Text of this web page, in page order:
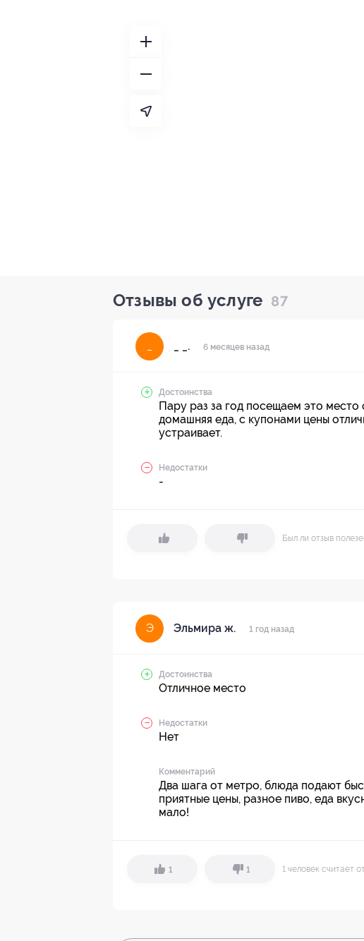
Отзывы об услуге 87
_ _. 6 месяцев назад
Достоинства
Пару раз за год посещаем это место
домашняя еда, с купонами цены
устраивает.
Недостатки
-
Был ли отзыв
Э Эльмира ж. 1 год назад
Достоинства
Отличное место
Недостатки
Нет
Комментарий
Два шага от метро, блюда подают
приятные цены, разное пиво, еда
мало!
1 1 1 человек считает